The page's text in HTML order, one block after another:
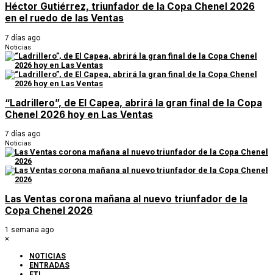
Héctor Gutiérrez, triunfador de la Copa Chenel 2026
en el ruedo de las Ventas
7 días ago
Noticias
“Ladrillero”, de El Capea, abrirá la gran final de la Copa
Chenel 2026 hoy en Las Ventas
7 días ago
Noticias
Las Ventas corona mañana al nuevo triunfador de la
Copa Chenel 2026
1 semana ago
×
NOTICIAS
ENTRADAS